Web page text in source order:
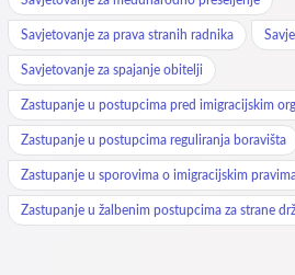
Savjetovanje za prava stranih radnika
Savjetovanje za spajanje obitelji
Zastupanje u postupcima pred imigracijskim
Zastupanje u postupcima reguliranja boravišta
Zastupanje u sporovima o imigracijskim
Zastupanje u žalbenim postupcima za strane